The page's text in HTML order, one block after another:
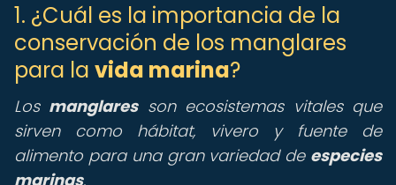
1. ¿Cuál es la importancia de la
conservación de los manglares
para la vida marina?
Los manglaresson ecosistemas vitales que
sirven como hábitat, vivero y fuente de
alimento para una gran variedad de especies
marinas.